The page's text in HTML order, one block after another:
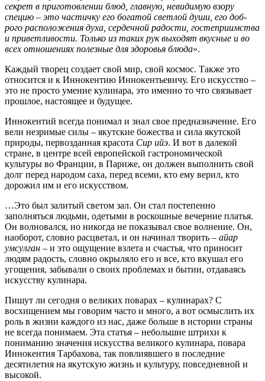
секрет в приготовлении блюд, главную, невидимую взору
специю – это частичку его богатой светлой души, его доб­
рого расположения духа, сердечной радости, гостеприимства
и приветливости. Только из таких рук выходят вкусные и во
всех отноше­ниях полезные для здоровья блюда».
Каждый творец создает свой мир, свой космос. Также это
относится и к Иннокентию Иннокентьевичу. Его искусство –
это не просто умение кулинара, это именно то что связывает
прошлое, настоящее и будущее.
Иннокентий всегда понимал и знал свое предназначение. Его
вели незримые силы – якутские божества и сила якутской
природы, первозданная красота Сир ийэ. И вот в далекой
стране, в центре всей европейской гастрономической
культуры во Франции, в Париже, он должен выполнить свой
долг перед народом саха, перед всеми, кто ему верил, кто
дорожил им и его искусством.
…Это был залитый светом зал. Он стал постепенно
заполняться людьми, одетыми в роскошные вечерние платья.
Он волновался, но никогда не показывал свое волнение. Он,
наоборот, словно расцветал, и он начинал творить – айар
умсулган – и это ощущение взлета и счастья, что приносит
людям радость, словно окрыляло его и все, кто вкушал его
угощения, забывали о своих проблемах и бытии, отдаваясь
искусству кулинара.
Пишут ли сегодня о великих поварах – кулинарах? С
восхищением мы говорим часто и много, а вот осмыслить их
роль в жизни каждого из нас, даже больше в истории страны
не всегда понимаем. Эта статья – небольшие штрихи к
пониманию значения искусства великого кулинара, повара
Иннокентия Тарбахова, так повлиявшего в последние
десятилетия на якутскую жизнь и культуру, повседневной и
высокой.